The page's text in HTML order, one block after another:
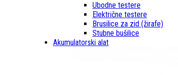
Ubodne testere
Električne testere
Brusilice za zid (žirafe)
Stubne bušilice
Akumulatorski alat